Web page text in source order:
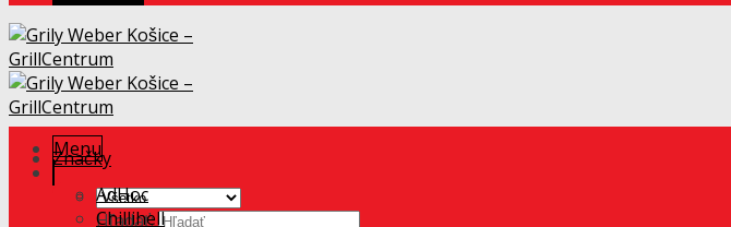
Menu
Hľadať:
Značky
AdHoc
Chillihell